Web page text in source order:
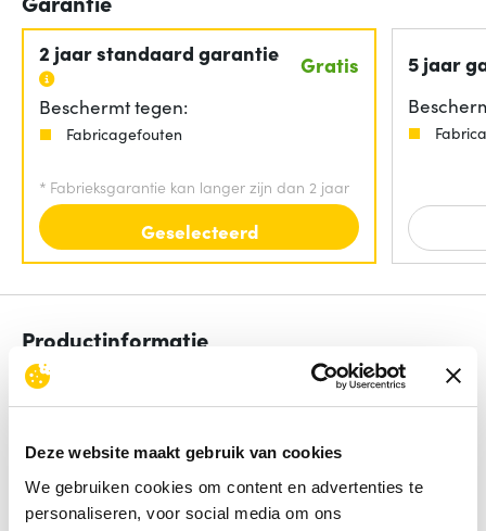
Deze website maakt gebruik van cookies
We gebruiken cookies om content en advertenties te
personaliseren, voor social media om ons
2 jaar standaard garantie Gratis
Beschermt tegen:
Fabricagefouten
* Fabrieksgarantie kan langer zijn dan 2 jaar
Geselecteerd
5 jaar
Productinformatie
MacBook Pro 14" (MDE14N/A) + M5 with 10-core
CPU, 10-core GPU, 16-core Neural Engine + 16GB
Keyboard with Touch ID - Swedish + Standard
display
Lees de volledige omschrijving